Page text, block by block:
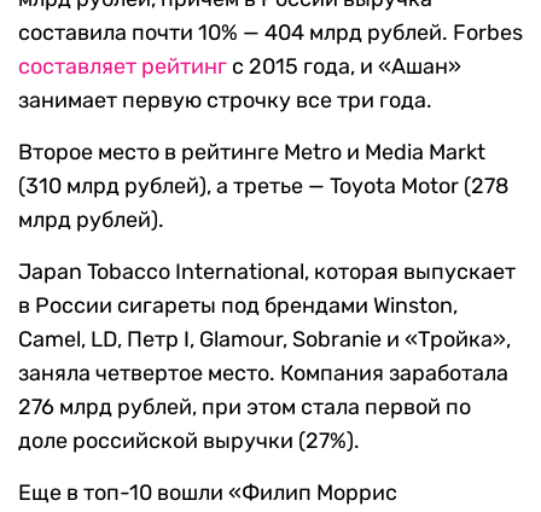
составила почти 10% — 404 млрд рублей. Forbes
составляет рейтинг с 2015 года, и «Ашан»
занимает первую строчку все три года.
Второе место в рейтинге Metro и Media Markt
(310 млрд рублей), а третье — Toyota Motor (278
млрд рублей).
Japan Tobacco International, которая выпускает
в России сигареты под брендами Winston,
Camel, LD, Петр I, Glamour, Sobranie и «Тройка»,
заняла четвертое место. Компания заработала
276 млрд рублей, при этом стала первой по
доле российской выручки (27%).
Еще в топ-10 вошли «Филип Моррис